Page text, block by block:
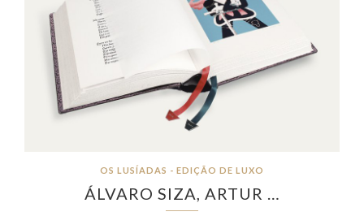
OS LUSÍADAS - EDIÇÃO DE LUXO
ÁLVARO SIZA, ARTUR …